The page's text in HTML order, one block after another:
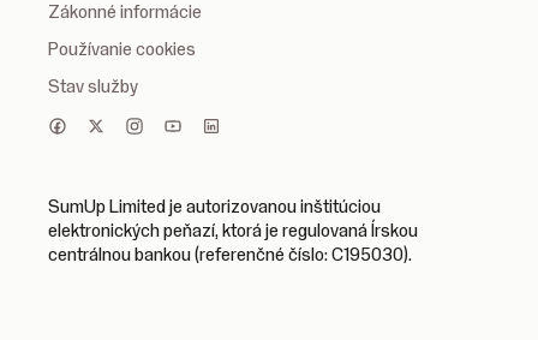
Zákonné informácie
Používanie cookies
Stav služby
SumUp Limited je autorizovanou inštitúciou
elektronických peňazí, ktorá je regulovaná Írskou
centrálnou bankou (referenčné číslo: C195030).